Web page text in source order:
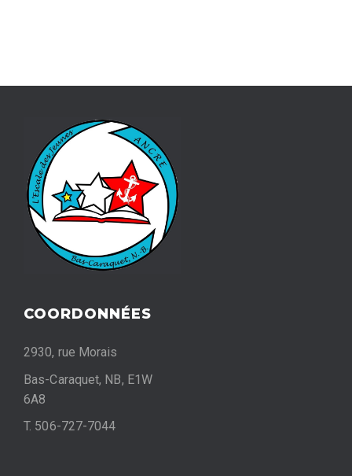
COORDONNÉES
2930, rue Morais
Bas-Caraquet, NB, E1W
6A8
T. 506-727-7044